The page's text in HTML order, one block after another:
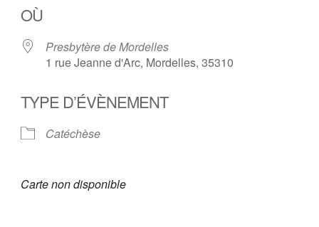
OÙ
Presbytère de Mordelles
1 rue Jeanne d'Arc, Mordelles, 35310
TYPE D’ÉVÈNEMENT
Catéchèse
Carte non disponible